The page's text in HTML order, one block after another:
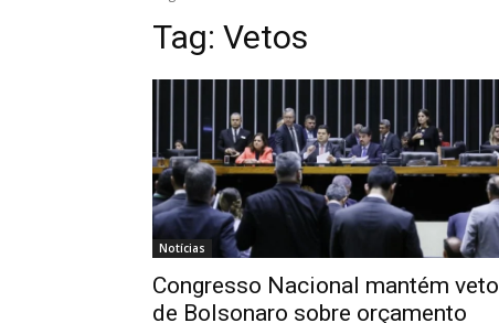
Tag: Vetos
Notícias
Congresso Nacional mantém veto
de Bolsonaro sobre orçamento